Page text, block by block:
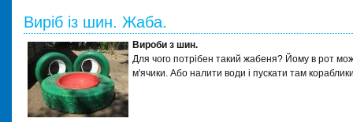
Виріб із шин. Жаба.
Вироби з шин.
Для чого потрібен такий жабеня? Йому в рот
м'ячики. Або налити води і пускати там